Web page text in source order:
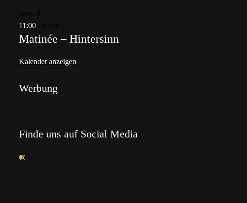
11:00
Matinée – Hintersinn
Kalender anzeigen
Werbung
Finde uns auf Social Media